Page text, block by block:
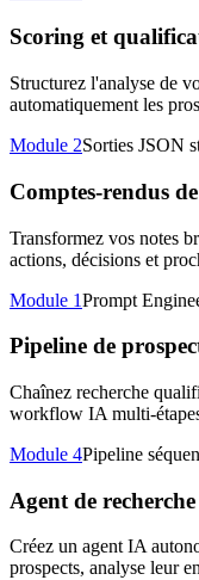
Scoring et
Structurez l'analyse de
automatiquement les
Module 2Sorties JSON
Comptes-rendus
Transformez vos notes
actions, décisions et
Module 1Prompt
Pipeline de
Chaînez recherche
workflow IA multi-
Module 4Pipeline
Agent de
Créez un agent IA
prospects, analyse leur